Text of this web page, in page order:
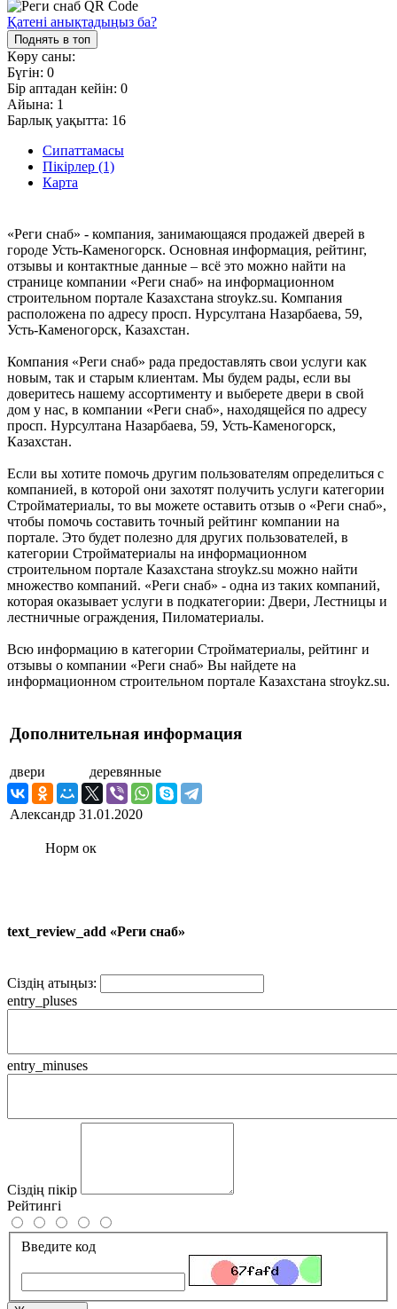
Қатені анықтадыңыз ба?
Поднять в топ
Көру саны:
Бүгін: 0
Бір аптадан кейін: 0
Айына: 1
Барлық уақытта: 16
Сипаттамасы
Пікірлер (1)
Карта
«Реги снаб» - компания, занимающаяся продажей дверей в
городе Усть-Каменогорск. Основная информация, рейтинг,
отзывы и контактные данные – всё это можно найти на
странице компании «Реги снаб» на информационном
строительном портале Казахстана stroykz.su. Компания
расположена по адресу просп. Нурсултана Назарбаева, 59,
Усть-Каменогорск, Казахстан.
Компания «Реги снаб» рада предоставлять свои услуги как
новым, так и старым клиентам. Мы будем рады, если вы
доверитесь нашему ассортименту и выберете двери в свой
дом у нас, в компании «Реги снаб», находящейся по адресу
просп. Нурсултана Назарбаева, 59, Усть-Каменогорск,
Казахстан.
Если вы хотите помочь другим пользователям определиться с
компанией, в которой они захотят получить услуги категории
Стройматериалы, то вы можете оставить отзыв о «Реги снаб»,
чтобы помочь составить точный рейтинг компании на
портале. Это будет полезно для других пользователей, в
категории Стройматериалы на информационном
строительном портале Казахстана stroykz.su можно найти
множество компаний. «Реги снаб» - одна из таких компаний,
которая оказывает услуги в подкатегории: Двери, Лестницы и
лестничные ограждения, Пиломатериалы.
Всю информацию в категории Стройматериалы, рейтинг и
отзывы о компании «Реги снаб» Вы найдете на
информационном строительном портале Казахстана stroykz.su.
Дополнительная информация
двери деревянные
Александр 31.01.2020
Норм ок
text_review_add «Реги снаб»
Сіздің атыңыз:
entry_pluses
entry_minuses
Сіздің пікір
Рейтингі
Введите код